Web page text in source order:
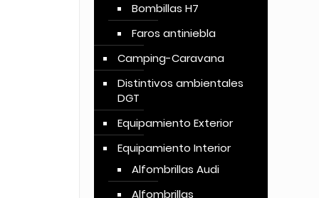
Bombillas H7
Faros antiniebla
Camping-Caravana
Distintivos ambientales
DGT
Equipamiento Exterior
Equipamiento Interior
Alfombrillas Audi
Alfombrillas